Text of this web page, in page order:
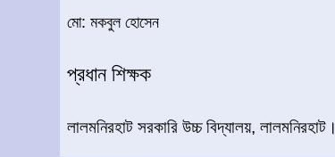
মো: মকবুল হোসেন
প্রধান শিক্ষক
লালমনিরহাট সরকারি উচ্চ বিদ্যালয়, লালমনিরহাট।